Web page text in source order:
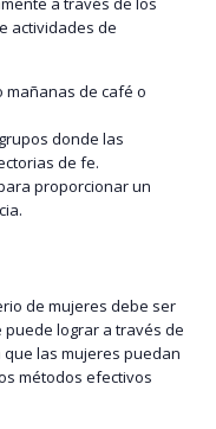
actividades de
mañanas de café o
donde las
de fe.
proporcionar un
de mujeres debe ser
puede lograr a través de
las mujeres puedan
métodos efectivos